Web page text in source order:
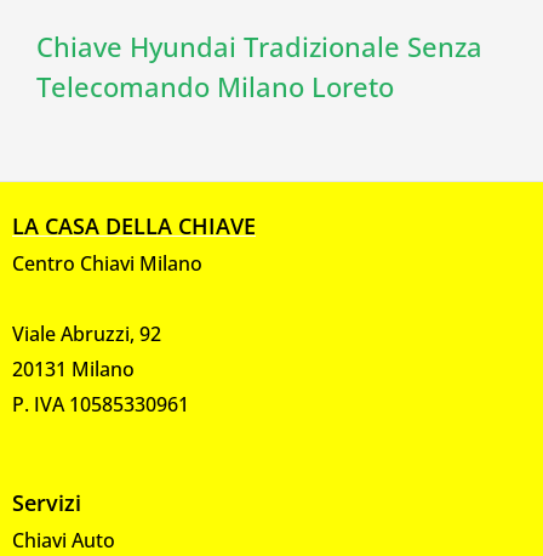
Chiave Hyundai Tradizionale Senza
Telecomando Milano Loreto
LA CASA DELLA CHIAVE
Centro Chiavi Milano
Viale Abruzzi, 92
20131 Milano
P. IVA 10585330961
Servizi
Chiavi Auto